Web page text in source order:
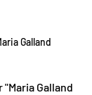
Galland
Galland